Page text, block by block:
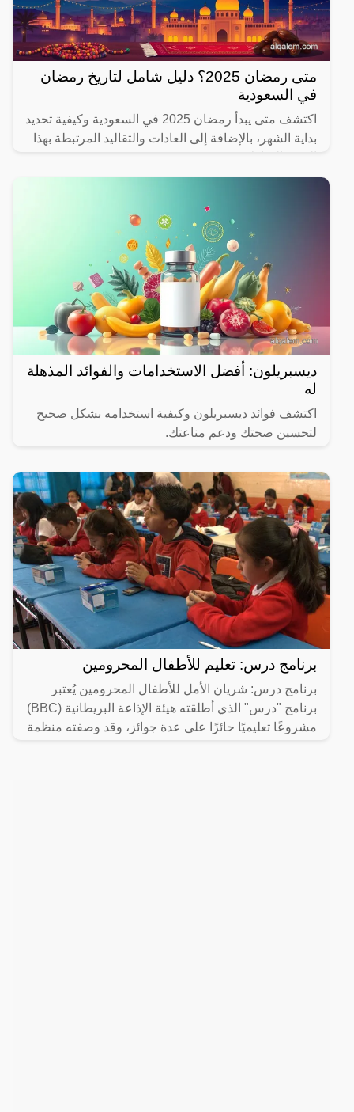
متى رمضان 2025؟ دليل شامل لتاريخ رمضان
في السعودية
اكتشف متى يبدأ رمضان 2025 في السعودية وكيفية تحديد
بداية الشهر، بالإضافة إلى العادات والتقاليد المرتبطة بهذا
ديسبريلون: أفضل الاستخدامات والفوائد المذهلة
له
اكتشف فوائد ديسبريلون وكيفية استخدامه بشكل صحيح
لتحسين صحتك ودعم مناعتك.
برنامج درس: تعليم للأطفال المحرومين
برنامج درس: شريان الأمل للأطفال المحرومين يُعتبر
برنامج "درس" الذي أطلقته هيئة الإذاعة البريطانية (BBC)
مشروعًا تعليميًا حائزًا على عدة جوائز، وقد وصفته منظمة